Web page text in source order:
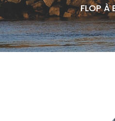
FLOP À